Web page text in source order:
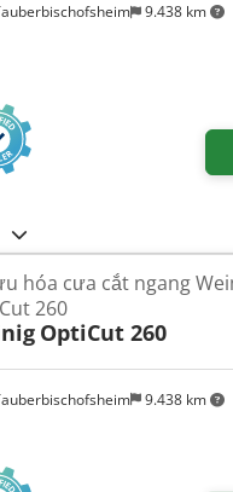
9.438 km
9.438 km
hóa cưa cắt ngang
260
OptiCut 260